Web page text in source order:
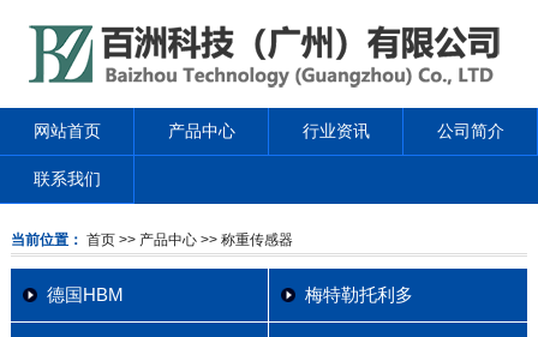
网站首页 产品中心 行业资讯 公司简介
联系我们
当前位置： 首页 >> 产品中心>> 称重传感器
德国HBM 梅特勒托利多